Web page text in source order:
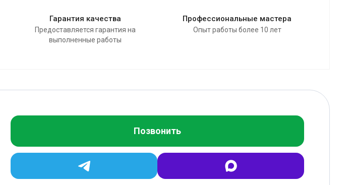
Гарантия качества
Предоставляется гарантия на
выполненные работы
Профессиональные мастера
Опыт работы более 10 лет
Позвонить